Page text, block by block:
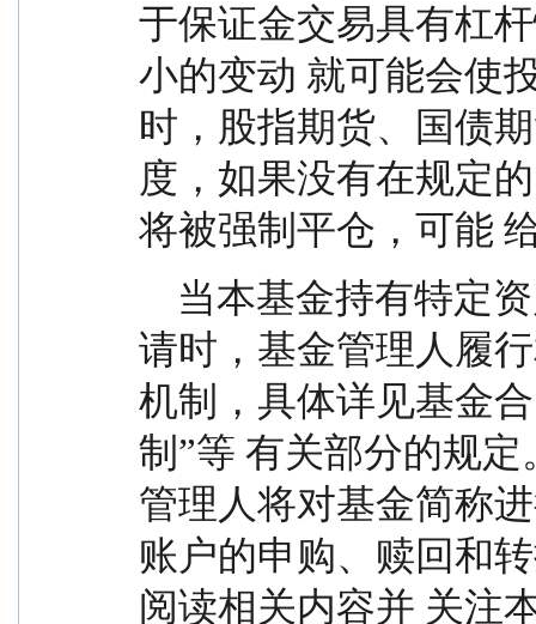
于保证金交易具有杠
小的变动 就可能会使
时，股指期货、国债
度，如果没有在规定
将被强制平仓，可能
请时，基金管理人履
机制，具体详见基金
制”等 有关部分的规
管理人将对基金简称
账户的申购、赎回和
阅读相关内容并 关注